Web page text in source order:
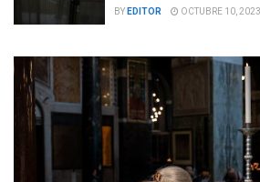
BY EDITOR OCTUBRE 10, 2023